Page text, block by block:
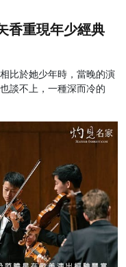
香重現年少經典
比於她少年時，當晚的演
談不上，一種深而冷的